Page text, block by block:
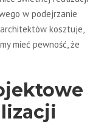
w podejrzanie
kosztuje,
mieć pewność, że